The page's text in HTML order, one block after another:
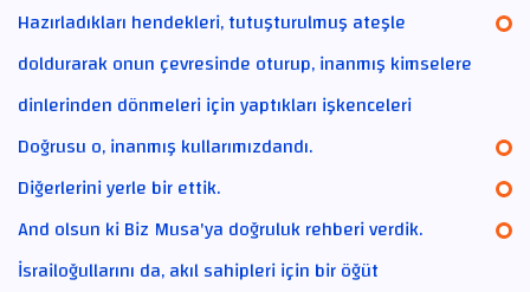
Hazırladıkları hendekleri, tutuşturulmuş ateşle
doldurarak onun çevresinde oturup, inanmış kimselere
dinlerinden dönmeleri için yaptıkları işkenceleri
Doğrusu o, inanmış kullarımızdandı.
Diğerlerini yerle bir ettik.
And olsun ki Biz Musa'ya doğruluk rehberi verdik.
İsrailoğullarını da, akıl sahipleri için bir öğüt